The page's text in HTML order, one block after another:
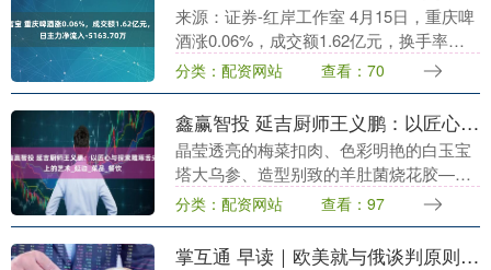
来源：证券-红岸工作室 4月15日，重庆啤
酒涨0.06%，成交额1.62亿元，换手率
0.62%，总市值261.83亿元。 异动分析 啤
酒概念+高股息精选+西部大....
分类：配资网站 查看：70
鑫赢智投 延吉厨师王义鹏：以匠心与探索雕琢舌尖上的艺术_延边_菜品_餐饮
晶莹透亮的梅菜扣肉、色彩明艳的白玉宝
塔大乌参、造型别致的羊肚菌烧花胶——
这些宛若艺术品的佳肴，均出自延边地域
菜肴研发中心研究员、延吉市凯莉登婚礼
酒店厨师长王义鹏....
分类：配资网站 查看：97
掌互通 早读｜欧美就与俄谈判原则达成五项共识